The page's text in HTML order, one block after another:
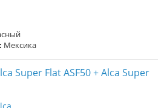
Мексика
Super Flat ASF50 + Alca Super